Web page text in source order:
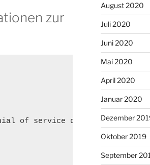
zur
of service due to libxml2
August 2020
Juli 2020
Juni 2020
Mai 2020
April 2020
Januar 2020
Dezember
Oktober 2019
September